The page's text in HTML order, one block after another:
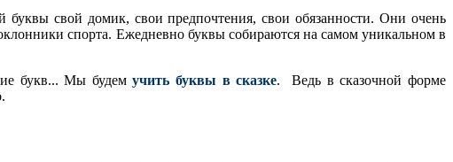
свой домик, свои предпочтения, свои обязанности. Они очень
спорта. Ежедневно буквы собираются на самом уникальном в
букв... Мы будемучить буквы в сказке. Ведь в сказочной форме